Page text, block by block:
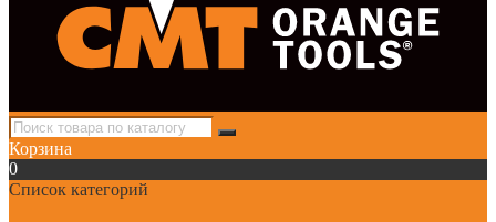
Корзина
0
Список категорий